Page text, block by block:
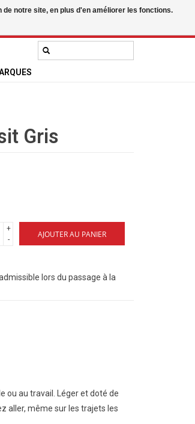
Gris
+
-
AJOUTER AU PANIER
lors du passage à la
ou au travail. Léger et doté de
aller, même sur les trajets les
notre site, en plus d'en améliorer les fonctions.